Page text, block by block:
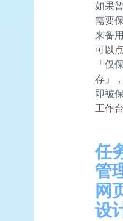
如果
需要
来备
可以
「仅保
存」
即被
工作台
任
管
网
设